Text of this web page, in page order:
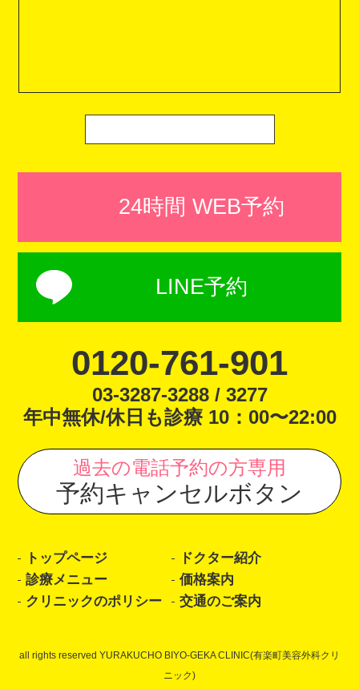
24時間 WEB予約
LINE予約
0120-761-901
03-3287-3288 / 3277
年中無休/休日も診療 10：00〜22:00
過去の電話予約の方専用
予約キャンセルボタン
トップページ
ドクター紹介
診療メニュー
価格案内
クリニックのポリシー
交通のご案内
all rights reserved YURAKUCHO BIYO-GEKA CLINIC(有楽町美容外科クリ
ニック)